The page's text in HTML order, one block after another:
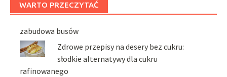
WARTO PRZECZYTAĆ
zabudowa busów
Zdrowe przepisy na desery bez cukru:
słodkie alternatywy dla cukru
rafinowanego